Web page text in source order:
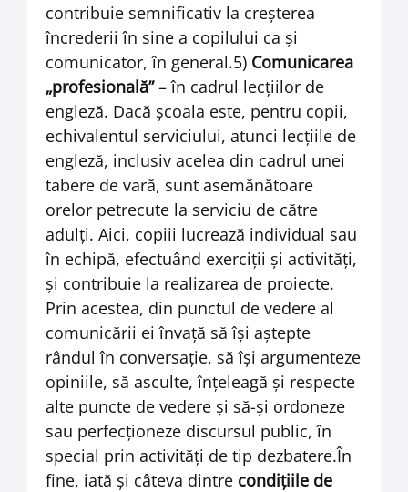
contribuie semnificativ la creşterea
încrederii în sine a copilului ca şi
comunicator, în general.5) Comunicarea
„profesională”– în cadrul lecţiilor de
engleză. Dacă şcoala este, pentru copii,
echivalentul serviciului, atunci lecţiile de
engleză, inclusiv acelea din cadrul unei
tabere de vară, sunt asemănătoare
orelor petrecute la serviciu de către
adulţi. Aici, copiii lucrează individual sau
în echipă, efectuând exerciţii şi activităţi,
şi contribuie la realizarea de proiecte.
Prin acestea, din punctul de vedere al
comunicării ei învaţă să îşi aştepte
rândul în conversaţie, să îşi argumenteze
opiniile, să asculte, înţeleagă şi respecte
alte puncte de vedere şi să-şi ordoneze
sau perfecţioneze discursul public, în
special prin activităţi de tip dezbatere.În
fine, iată şi câteva dintre condiţiile de